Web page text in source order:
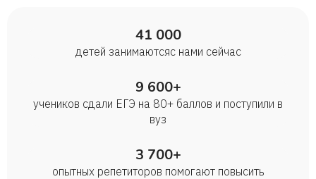
41 000
детей занимаются с нами сейчас
9 600+
учеников сдали ЕГЭ на 80+ баллов и поступили в
вуз
3 700+
опытных репетиторов помогают повысить